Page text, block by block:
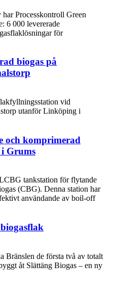
Processkontroll Green
6 000 levererade
för
biogas på
vid
utanför Linköping i
och komprimerad
Grums
tankstation för flytande
(CBG). Denna station har
användande av boil-off
Bränslen de första två av totalt
åt Slättäng Biogas – en ny